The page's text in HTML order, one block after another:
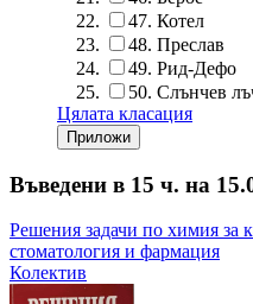
47. Котел
48. Преслав
49. Рид-Дефо
50. Слънчев
Цялата класация
Въведени в 15 ч. на
Решения задачи по химия за
стоматология и фармация
Колектив